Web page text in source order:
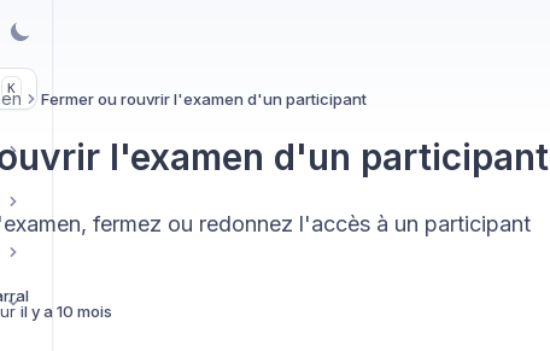
K
Fermer ou rouvrir l'examen d'un participant
l'examen d'un participant
fermez ou redonnez l'accès à un participant
il y a 10 mois